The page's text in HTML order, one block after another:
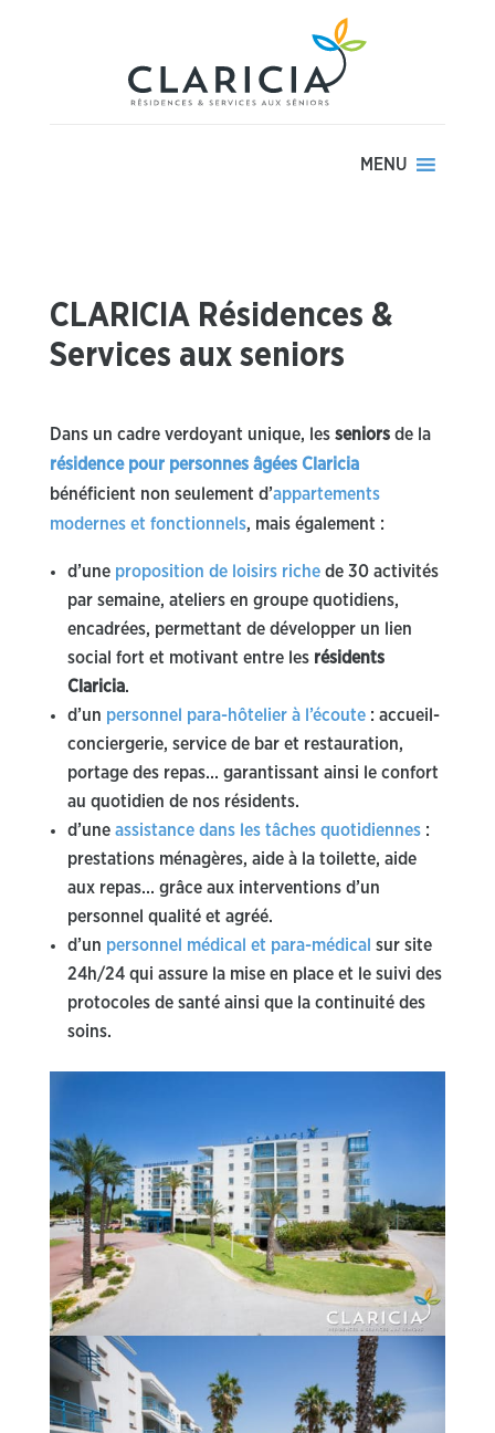
MENU
CLARICIA Résidences &
Services aux seniors
Dans un cadre verdoyant unique, les seniorsde la
résidence pour personnes âgées Claricia
bénéficient non seulement d’appartements
modernes et fonctionnels, mais également :
d’uneproposition de loisirs richede 30 activités
par semaine, ateliers en groupe quotidiens,
encadrées, permettant de développer un lien
social fort et motivant entre les résidents
Claricia.
d’un personnel para-hôtelier à l’écoute: accueil-
conciergerie, service de bar et restauration,
portage des repas… garantissant ainsi le confort
au quotidien de nos résidents.
d’une assistance dans les tâches quotidiennes :
prestations ménagères, aide à la toilette, aide
aux repas… grâce aux interventions d’un
personnel qualité et agréé.
d’un personnel médical et para-médical sur site
24h/24 qui assure la mise en place et le suivi des
protocoles de santé ainsi que la continuité des
soins.